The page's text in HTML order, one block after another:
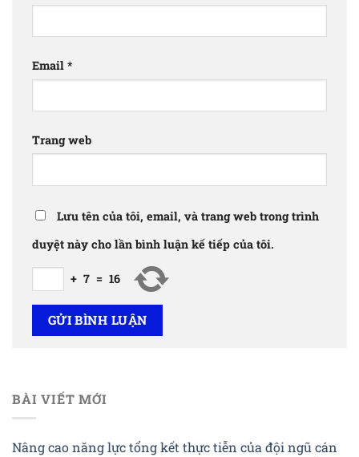
Email *
Trang web
Lưu tên của tôi, email, và trang web trong trình
duyệt này cho lần bình luận kế tiếp của tôi.
+ 7 = 16
BÀI VIẾT MỚI
Nâng cao năng lực tổng kết thực tiễn của đội ngũ cán